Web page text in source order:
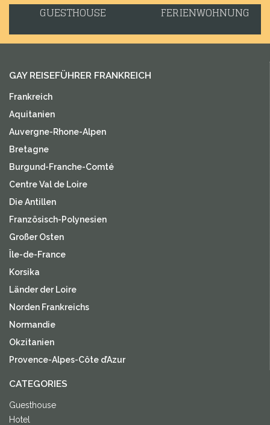
GUESTHOUSE FERIENWOHNUNG
GAY REISEFÜHRER FRANKREICH
Frankreich
Aquitanien
Auvergne-Rhone-Alpen
Bretagne
Burgund-Franche-Comté
Centre Val de Loire
Die Antillen
Französisch-Polynesien
Großer Osten
Île-de-France
Korsika
Länder der Loire
Norden Frankreichs
Normandie
Okzitanien
Provence-Alpes-Côte d’Azur
CATEGORIES
Guesthouse
Hotel